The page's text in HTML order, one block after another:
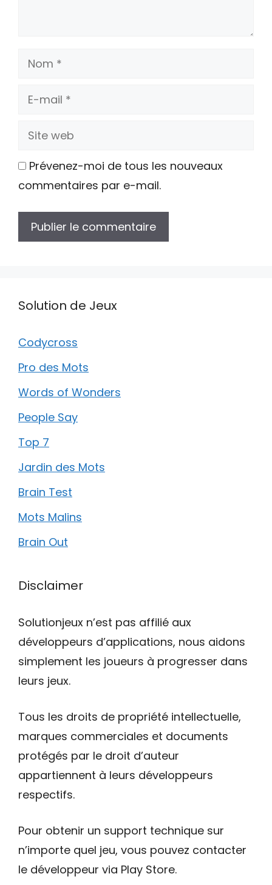
Nom
E-
Site
Prévenez-moi de tous les nouveaux
commentaires par e-mail.
Solution de Jeux
Codycross
Pro des Mots
Words of Wonders
People Say
Top 7
Jardin des Mots
Brain Test
Mots Malins
Brain Out
Disclaimer
Solutionjeux n’est pas affilié aux
développeurs d’applications, nous aidons
simplement les joueurs à progresser dans
leurs jeux.
Tous les droits de propriété intellectuelle,
marques commerciales et documents
protégés par le droit d’auteur
appartiennent à leurs développeurs
respectifs.
Pour obtenir un support technique sur
n’importe quel jeu, vous pouvez contacter
le développeur via Play Store.